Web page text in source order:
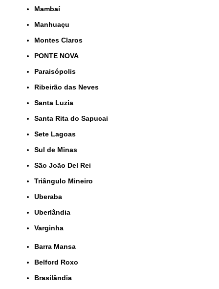
Mambaí
Manhuaçu
Montes Claros
PONTE NOVA
Paraisópolis
Ribeirão das Neves
Santa Luzia
Santa Rita do Sapucai
Sete Lagoas
Sul de Minas
São João Del Rei
Triângulo Mineiro
Uberaba
Uberlândia
Varginha
Barra Mansa
Belford Roxo
Brasilândia